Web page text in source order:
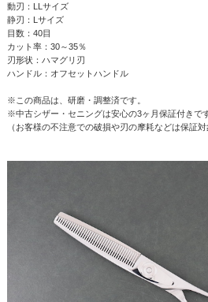
動刃：LLサイズ
静刃：Lサイズ
目数：40目
カット率：30～35％
刃形状：ハマグリ刃
ハンドル：オフセットハンドル
※この商品は、研磨・調整済です。
※中古シザー・セニングは安心の3ヶ月保証付きです
（お客様の不注意での破損や刃の摩耗などは保証対